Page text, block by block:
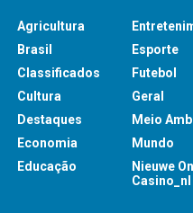
Agricultura
Brasil
Classificados
Cultura
Destaques
Economia
Educação
Esporte
Futebol
Geral
Meio
Mundo
Nieuwe
Casino_nl